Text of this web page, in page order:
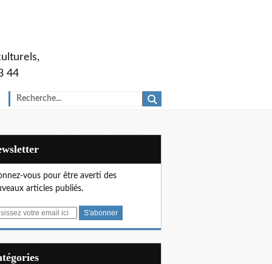
44
vous pour être averti des
articles publiés.